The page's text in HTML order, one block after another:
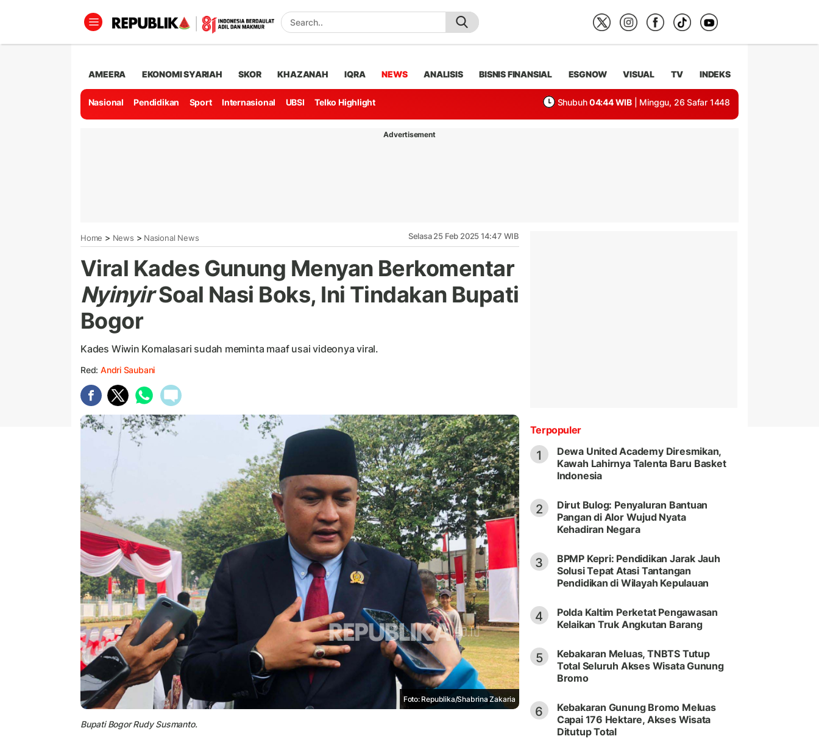
AMEERA EKONOMI SYARIAH SKOR KHAZANAH IQRA NEWS ANALISIS BISNIS FINANSIAL ESGNOW VISUAL TV INDEKS
Nasional Pendidikan Sport Internasional UBSI Telko Highlight Shubuh 04:44 WIB | Minggu, 26 Safar 1448
Advertisement
Home > News > Nasional News Selasa 25 Feb 2025 14:47 WIB
Viral Kades Gunung Menyan Berkomentar
NyinyirSoal Nasi Boks, Ini Tindakan Bupati
Bogor
Kades Wiwin Komalasari sudah meminta maaf usai videonya viral.
Red: Andri Saubani
Foto: Republika/Shabrina Zakaria
Bupati Bogor Rudy Susmanto.
Terpopuler
1
Dewa United Academy Diresmikan,
Kawah Lahirnya Talenta Baru Basket
Indonesia
2
Dirut Bulog: Penyaluran Bantuan
Pangan di Alor Wujud Nyata
Kehadiran Negara
3
BPMP Kepri: Pendidikan Jarak Jauh
Solusi Tepat Atasi Tantangan
Pendidikan di Wilayah Kepulauan
4
Polda Kaltim Perketat Pengawasan
Kelaikan Truk Angkutan Barang
5
Kebakaran Meluas, TNBTS Tutup
Total Seluruh Akses Wisata Gunung
Bromo
6
Kebakaran Gunung Bromo Meluas
Capai 176 Hektare, Akses Wisata
Ditutup Total